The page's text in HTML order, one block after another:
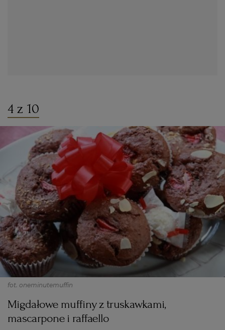
4 z 10
fot. oneminutemuffin
Migdałowe muffiny z truskawkami,
mascarpone i raffaello